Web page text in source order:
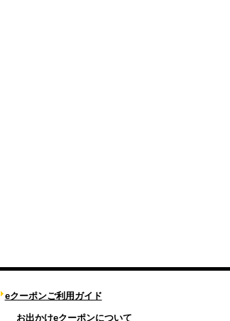
eクーポンご利用ガイド
お出かけeクーポンについて